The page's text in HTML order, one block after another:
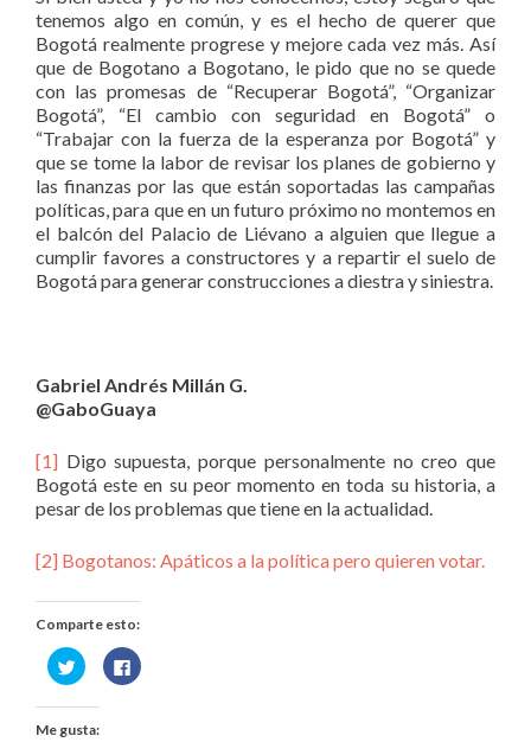
tenemos algo en común, y es el hecho de querer que
Bogotá realmente progrese y mejore cada vez más. Así
que de Bogotano a Bogotano, le pido que no se quede
con las promesas de “Recuperar Bogotá”, “Organizar
Bogotá”, “El cambio con seguridad en Bogotá” o
“Trabajar con la fuerza de la esperanza por Bogotá” y
que se tome la labor de revisar los planes de gobierno y
las finanzas por las que están soportadas las campañas
políticas, para que en un futuro próximo no montemos en
el balcón del Palacio de Liévano a alguien que llegue a
cumplir favores a constructores y a repartir el suelo de
Bogotá para generar construcciones a diestra y siniestra.
Gabriel Andrés Millán G.
@GaboGuaya
[1] Digo supuesta, porque personalmente no creo que
Bogotá este en su peor momento en toda su historia, a
pesar de los problemas que tiene en la actualidad.
[2] Bogotanos: Apáticos a la política pero quieren votar.
Comparte esto:
Haz
clic
compartir
Twitter
Haz
clic
Me gusta: